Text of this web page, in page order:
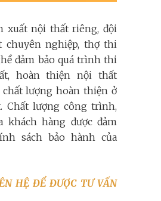
xuất nội thất riêng, đội
chuyên nghiệp, thợ thi
đảm bảo quá trình thi
hoàn thiện nội thất
chất lượng hoàn thiện ở
Chất lượng công trình,
khách hàng được đảm
sách bảo hành của
HỆ ĐỂ ĐƯỢC TƯ VẤN